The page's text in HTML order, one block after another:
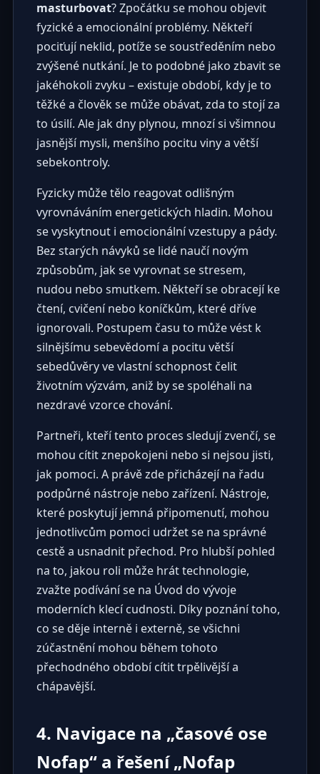
masturbovat? Zpočátku se mohou objevit
fyzické a emocionální problémy. Někteří
pociťují neklid, potíže se soustředěním nebo
zvýšené nutkání. Je to podobné jako zbavit se
jakéhokoli zvyku – existuje období, kdy je to
těžké a člověk se může obávat, zda to stojí za
to úsilí. Ale jak dny plynou, mnozí si všimnou
jasnější mysli, menšího pocitu viny a větší
sebekontroly.
Fyzicky může tělo reagovat odlišným
vyrovnáváním energetických hladin. Mohou
se vyskytnout i emocionální vzestupy a pády.
Bez starých návyků se lidé naučí novým
způsobům, jak se vyrovnat se stresem,
nudou nebo smutkem. Někteří se obracejí ke
čtení, cvičení nebo koníčkům, které dříve
ignorovali. Postupem času to může vést k
silnějšímu sebevědomí a pocitu větší
sebedůvěry ve vlastní schopnost čelit
životním výzvám, aniž by se spoléhali na
nezdravé vzorce chování.
Partneři, kteří tento proces sledují zvenčí, se
mohou cítit znepokojeni nebo si nejsou jisti,
jak pomoci. A právě zde přicházejí na řadu
podpůrné nástroje nebo zařízení. Nástroje,
které poskytují jemná připomenutí, mohou
jednotlivcům pomoci udržet se na správné
cestě a usnadnit přechod. Pro hlubší pohled
na to, jakou roli může hrát technologie,
zvažte podívání se na Úvod do vývoje
moderních klecí cudnosti. Díky poznání toho,
co se děje interně i externě, se všichni
zúčastnění mohou během tohoto
přechodného období cítit trpělivější a
chápavější.
4. Navigace na „časové ose
Nofap“ a řešení „Nofap